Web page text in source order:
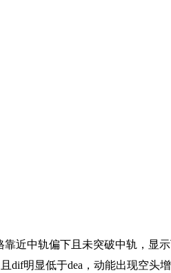
靠近中轨偏下且未突破中轨，显
dif明显低于dea，动能出现空头